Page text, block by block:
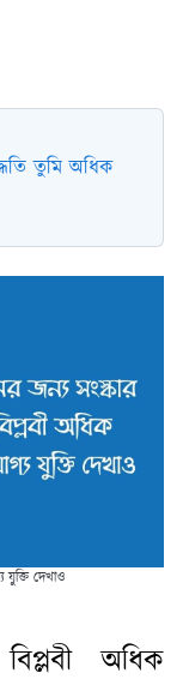
তুমি অধিক
যুক্তি দেখাও
অধিক